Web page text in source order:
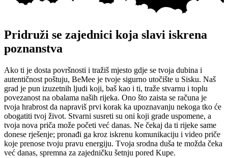
Pridruži se zajednici koja slavi iskrena
poznanstva
Ako ti je dosta površnosti i tražiš mjesto gdje se tvoja dubina i
autentičnost poštuju, BeMee je tvoje sigurno utočište u Sisku. Naš
grad je pun izuzetnih ljudi koji, baš kao i ti, traže stvarnu i toplu
povezanost na obalama naših rijeka. Ono što zaista se računa je
tvoja hrabrost da napraviš prvi korak ka upoznavanju nekoga tko će
obogatiti tvoj život. Stvarni susreti su oni koji grade uspomene, a
tvoja nova priča može početi već danas. Ne čekaj da ti rijeke same
donese rješenje; pronađi ga kroz iskrenu komunikaciju i video priče
koje prenose tvoju pravu energiju. Tvoja srodna duša te možda čeka
već danas, spremna za zajedničku šetnju pored Kupe.